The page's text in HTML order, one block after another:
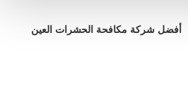
أفضل شركة مكافحة الحشرات العين